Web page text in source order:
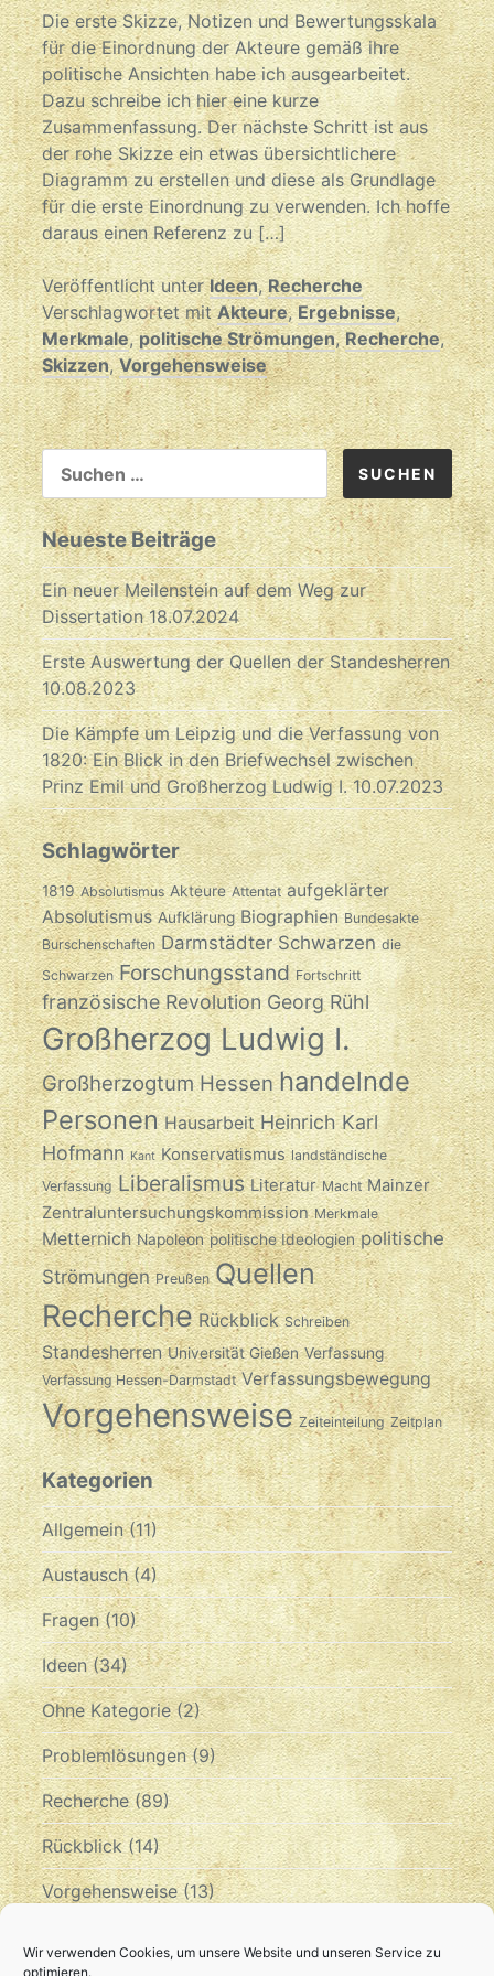
Wir verwenden Cookies, um unsere Website und unseren Service zu
optimieren.
Die erste Skizze, Notizen und Bewertungsskala
für die Einordnung der Akteure gemäß ihre
politische Ansichten habe ich ausgearbeitet.
Dazu schreibe ich hier eine kurze
Zusammenfassung. Der nächste Schritt ist aus
der rohe Skizze ein etwas übersichtlichere
Diagramm zu erstellen und diese als Grundlage
für die erste Einordnung zu verwenden. Ich hoffe
daraus einen Referenz zu […]
Veröffentlicht unterIdeen,Recherche
Verschlagwortet mitAkteure,Ergebnisse,
Merkmale,politische Strömungen,Recherche,
Skizzen,Vorgehensweise
SUCHEN
NACH:
Neueste Beiträge
Ein neuer Meilenstein auf dem Weg zur
Dissertation 18.07.2024
Erste Auswertung der Quellen der Standesherren
10.08.2023
Die Kämpfe um Leipzig und die Verfassung von
1820: Ein Blick in den Briefwechsel zwischen
Prinz Emil und Großherzog Ludwig I. 10.07.2023
Schlagwörter
1819 Absolutismus Akteure Attentat aufgeklärter
Absolutismus Aufklärung Biographien Bundesakte
Burschenschaften Darmstädter Schwarzen die
Schwarzen Forschungsstand Fortschritt
französische Revolution Georg Rühl
Großherzog Ludwig I.
Großherzogtum Hessen handelnde
Personen Hausarbeit Heinrich Karl
Hofmann Kant Konservatismus landständische
Verfassung Liberalismus Literatur Macht Mainzer
Zentraluntersuchungskommission Merkmale
Metternich Napoleon politische Ideologien politische
Strömungen Preußen Quellen
Recherche Rückblick Schreiben
Standesherren Universität Gießen Verfassung
Verfassung Hessen-Darmstadt Verfassungsbewegung
Vorgehensweise Zeiteinteilung Zeitplan
Kategorien
Allgemein(11)
Austausch(4)
Fragen(10)
Ideen(34)
Ohne Kategorie(2)
Problemlösungen(9)
Recherche(89)
Rückblick(14)
Vorgehensweise(13)